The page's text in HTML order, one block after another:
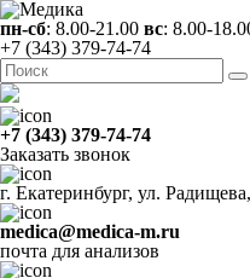
пн-сб: 8.00-21.00 вс: 8.00-
+7 (343) 379-74-74
+7 (343) 379-74-74
Заказать звонок
г. Екатеринбург, ул.
medica@medica-m.ru
почта для анализов